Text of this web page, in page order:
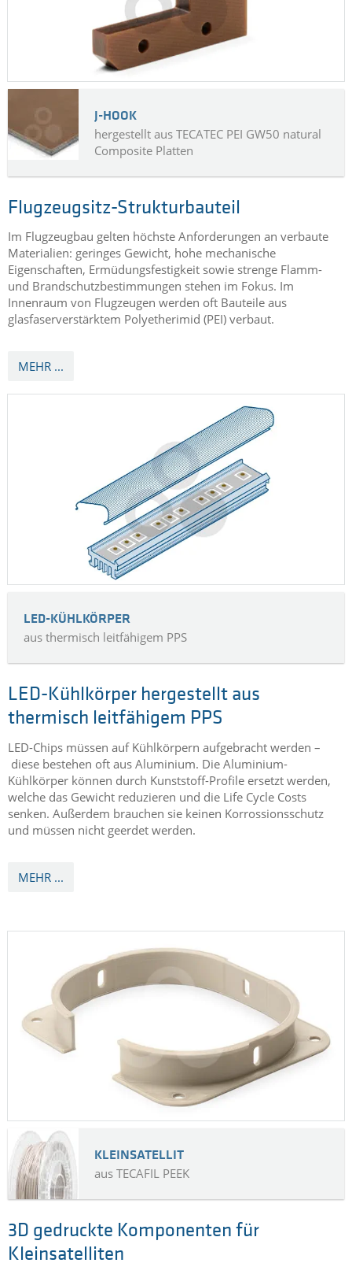
J-HOOK
hergestellt aus TECATEC PEI GW50 natural
Composite Platten
Flugzeugsitz-Strukturbauteil
Im Flugzeugbau gelten höchste Anforderungen an verbaute
Materialien: geringes Gewicht, hohe mechanische
Eigenschaften, Ermüdungsfestigkeit sowie strenge Flamm-
und Brandschutzbestimmungen stehen im Fokus. Im
Innenraum von Flugzeugen werden oft Bauteile aus
glasfaserverstärktem Polyetherimid (PEI) verbaut.
MEHR ...
LED-KÜHLKÖRPER
aus thermisch leitfähigem PPS
LED-Kühlkörper hergestellt aus
thermisch leitfähigem PPS
LED-Chips müssen auf Kühlkörpern aufgebracht werden –
diese bestehen oft aus Aluminium. Die Aluminium-
Kühlkörper können durch Kunststoff-Profile ersetzt werden,
welche das Gewicht reduzieren und die Life Cycle Costs
senken. Außerdem brauchen sie keinen Korrossionsschutz
und müssen nicht geerdet werden.
MEHR ...
KLEINSATELLIT
aus TECAFIL PEEK
3D gedruckte Komponenten für
Kleinsatelliten